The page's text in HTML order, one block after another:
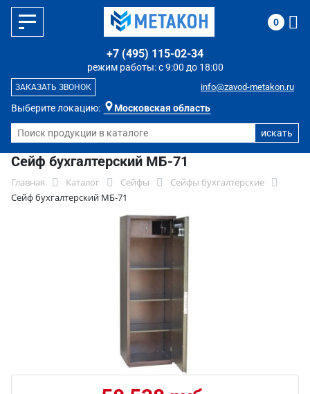
Выберите локацию: Московская область
режим работы: с 9:00 до 18:00
+7 (495) 115-02-34
info@zavod-metakon.ru
ЗАКАЗАТЬ ЗВОНОК
0
Сейф бухгалтерский МБ-71
Главная Каталог Сейфы
Сейфы бухгалтерские
Сейф бухгалтерский МБ-71